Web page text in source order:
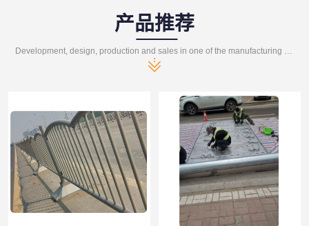
产品推荐